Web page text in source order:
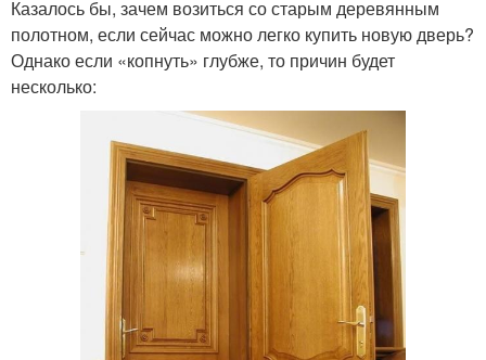
Казалось бы, зачем возиться со старым деревянным
полотном, если сейчас можно легко купить новую дверь?
Однако если «копнуть» глубже, то причин будет
несколько: